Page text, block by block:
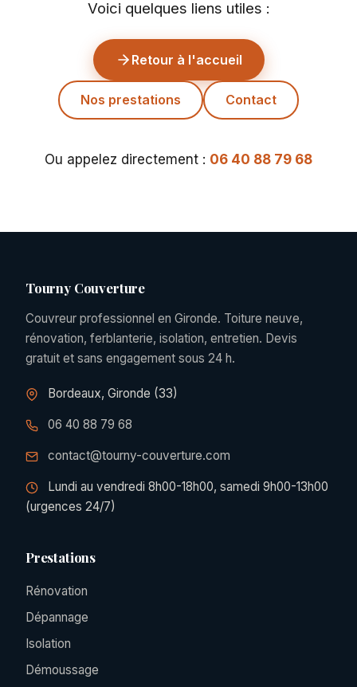
Voici quelques liens utiles :
Retour à l'accueil
Nos prestations Contact
Ou appelez directement : 06 40 88 79 68
Tourny Couverture
Couvreur professionnel en Gironde. Toiture neuve,
rénovation, ferblanterie, isolation, entretien. Devis
gratuit et sans engagement sous 24 h.
Bordeaux, Gironde (33)
06 40 88 79 68
contact@tourny-couverture.com
Lundi au vendredi 8h00-18h00, samedi 9h00-13h00
(urgences 24/7)
Prestations
Rénovation
Dépannage
Isolation
Démoussage